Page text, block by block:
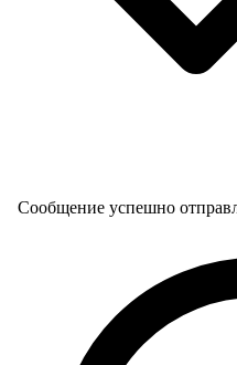
Сообщение успешно